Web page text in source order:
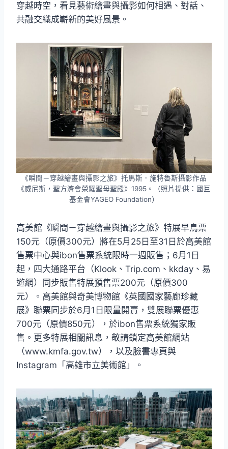
穿越時空，看見藝術繪畫與攝影如何相遇、對話、
共融交織成嶄新的美好風景。
《瞬間－穿越繪畫與攝影之旅》托馬斯．施特魯斯攝影作品
《威尼斯，聖方濟會榮耀聖母聖殿》1995。（照片提供：國巨
基金會YAGEO Foundation）
高美館《瞬間－穿越繪畫與攝影之旅》特展早鳥票
150元（原價300元）將在5月25日至31日於高美館
售票中心與ibon售票系統限時一週販售；6月1日
起，四大通路平台（Klook、Trip.com、kkday、易
遊網）同步販售特展預售票200元（原價300
元）。高美館與奇美博物館《英國國家藝廊珍藏
展》聯票同步於6月1日限量開賣，雙展聯票優惠
700元（原價850元），於ibon售票系統獨家販
售。更多特展相關訊息，敬請鎖定高美館網站
（www.kmfa.gov.tw），以及臉書專頁與
Instagram「高雄市立美術館」。